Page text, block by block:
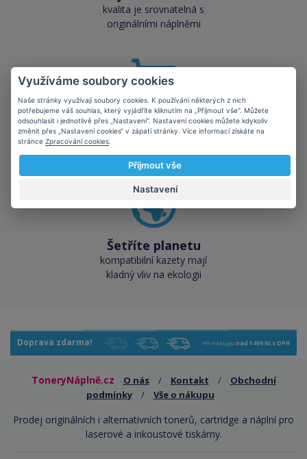
kvalita je srovnatelná s
originálními náplněmi
Skladem téměř vše
přes 50 000 skladových
zásob pro okamžitý odběr
Šetříte planetu
kompatibilní kazety mají
kladný vliv na ekologii
Doprava zdarma! Při nákupu nad 1499 Kč s DPH
ToneryNáplně.cz O nás / Kontakt /
Obchodní
podmínky
/ Vše o nákupu
Prodej originálních i alternativních tonerů, cartridge a náplní pro
laserové a inkoustové tiskárny.
Využíváme soubory cookies
Naše stránky využívají soubory cookies. K používání některých z nich
potřebujeme váš souhlas, který vyjádříte kliknutím na „Přijmout vše“. Můžete
odsouhlasit i jednotlivě přes „Nastavení“. Nastavení cookies můžete kdykoliv
změnit přes „Nastavení cookies“ v zápatí stránky. Více informací získáte na
stránce Zpracování cookies
Přijmout vše
Nastavení